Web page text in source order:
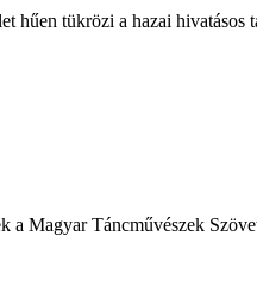
hűen tükrözi a hazai hivatásos
a Magyar Táncművészek